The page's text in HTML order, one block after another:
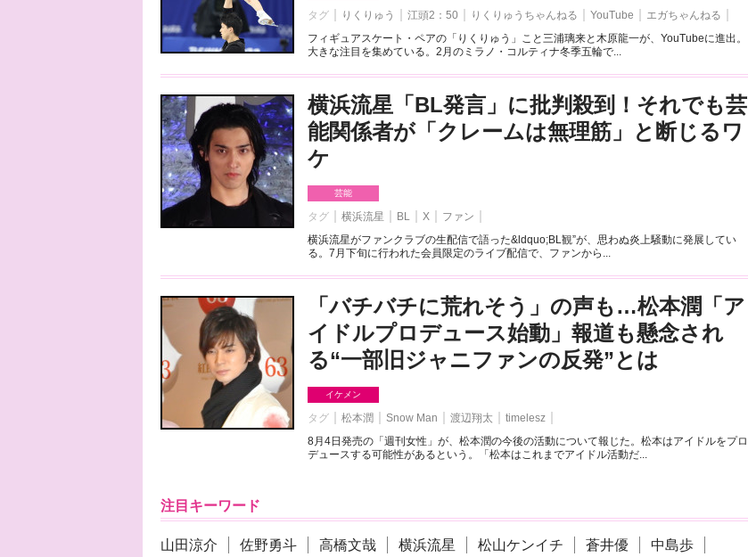
タグ りくりゅう 江頭2：50 りくりゅうちゃんねる YouTube
エガちゃんねる
フィギュアスケート・ペアの「りくりゅう」こと三浦璃来と木原龍一が、YouTubeに進出。
大きな注目を集めている。2月のミラノ・コルティナ冬季五輪で...
横浜流星「BL発言」に批判殺到！それでも芸
能関係者が「クレームは無理筋」と断じるワ
ケ
芸能
タグ 横浜流星 BL X
ファン
横浜流星がファンクラブの生配信で語った&ldquo;BL観”が、思わぬ炎上騒動に発展してい
る。7月下旬に行われた会員限定のライブ配信で、ファンから...
「バチバチに荒れそう」の声も…松本潤「ア
イドルプロデュース始動」報道も懸念され
る“一部旧ジャニファンの反発”とは
イケメン
タグ 松本潤 Snow Man 渡辺翔太
timelesz
8月4日発売の「週刊女性」が、松本潤の今後の活動について報じた。松本はアイドルをプロ
デュースする可能性があるという。「松本はこれまでアイドル活動だ...
注目キーワード
山田涼介 佐野勇斗 高橋文哉 横浜流星 松山ケンイチ 蒼井優 中島歩